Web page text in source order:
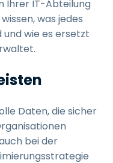
Ihrer IT-Abteilung
was jedes
wie es ersetzt
Daten, die sicher
bei der